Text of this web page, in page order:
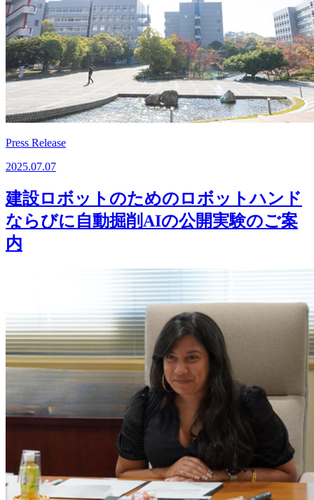
Press Release
2025.07.07
建設ロボットのためのロボットハンド
ならびに自動掘削AIの公開実験のご案
内